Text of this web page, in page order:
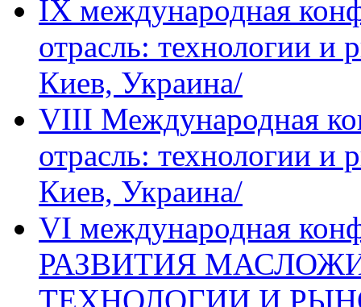
IХ международная
отрасль: технологии и
Киев, Украина/
VIII Международная
отрасль: технологии и
Киев, Украина/
VI международная
РАЗВИТИЯ
ТЕХНОЛОГИИ И